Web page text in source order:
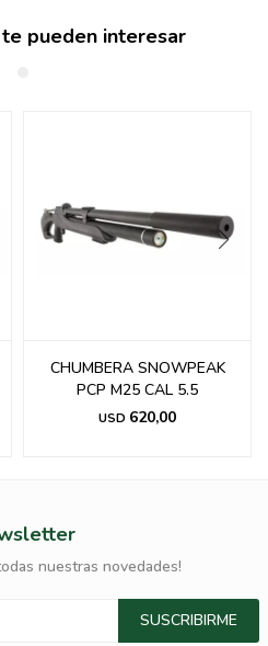
pueden interesar
CHUMBERA SNOWPEAK
PCP M25 CAL 5.5
USD 620,00
nuestras novedades!
SUSCRIBIRME